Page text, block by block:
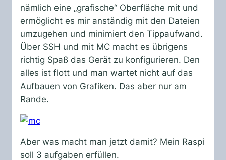
nämlich eine „grafische“ Oberfläche mit und
ermöglicht es mir anständig mit den Dateien
umzugehen und minimiert den Tippaufwand.
Über SSH und mit MC macht es übrigens
richtig Spaß das Gerät zu konfigurieren. Den
alles ist flott und man wartet nicht auf das
Aufbauen von Grafiken. Das aber nur am
Rande.
Aber was macht man jetzt damit? Mein Raspi
soll 3 aufgaben erfüllen.